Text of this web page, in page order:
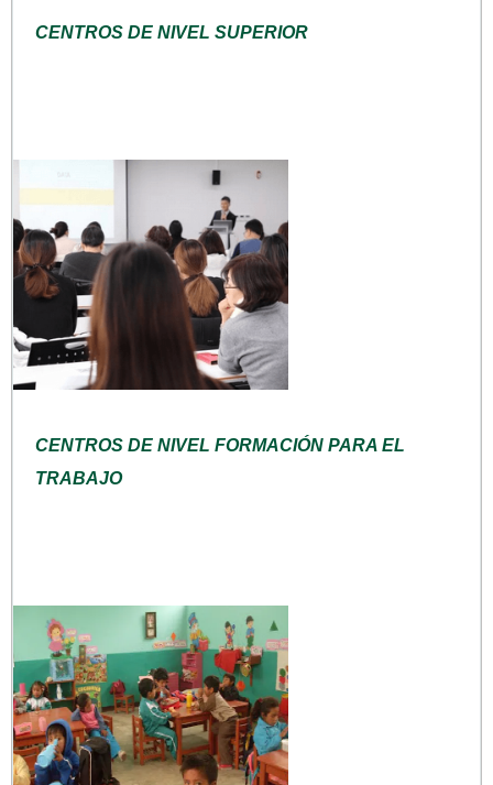
CENTROS DE NIVEL SUPERIOR
CENTROS DE NIVEL FORMACIÓN PARA EL
TRABAJO